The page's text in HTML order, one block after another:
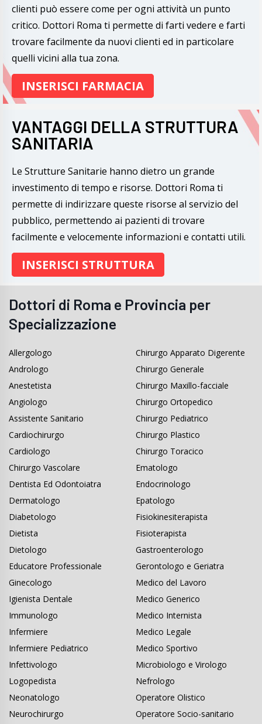
clienti può essere come per ogni attività un punto
critico. Dottori Roma ti permette di farti vedere e farti
trovare facilmente da nuovi clienti ed in particolare
quelli vicini alla tua zona.
INSERISCI FARMACIA
VANTAGGI DELLA STRUTTURA
SANITARIA
Le Strutture Sanitarie hanno dietro un grande
investimento di tempo e risorse. Dottori Roma ti
permette di indirizzare queste risorse al servizio del
pubblico, permettendo ai pazienti di trovare
facilmente e velocemente informazioni e contatti utili.
INSERISCI STRUTTURA
Dottori di Roma e Provincia per
Specializzazione
Allergologo
Andrologo
Anestetista
Angiologo
Assistente Sanitario
Cardiochirurgo
Cardiologo
Chirurgo Apparato Digerente
Chirurgo Generale
Chirurgo Maxillo-facciale
Chirurgo Ortopedico
Chirurgo Pediatrico
Chirurgo Plastico
Chirurgo Toracico
Chirurgo Vascolare
Dentista Ed Odontoiatra
Dermatologo
Diabetologo
Dietista
Dietologo
Educatore Professionale
Ematologo
Endocrinologo
Epatologo
Fisiokinesiterapista
Fisioterapista
Gastroenterologo
Gerontologo e Geriatra
Ginecologo
Igienista Dentale
Immunologo
Infermiere
Infermiere Pediatrico
Infettivologo
Logopedista
Medico del Lavoro
Medico Generico
Medico Internista
Medico Legale
Medico Sportivo
Microbiologo e Virologo
Nefrologo
Neonatologo
Neurochirurgo
Operatore Olistico
Operatore Socio-sanitario